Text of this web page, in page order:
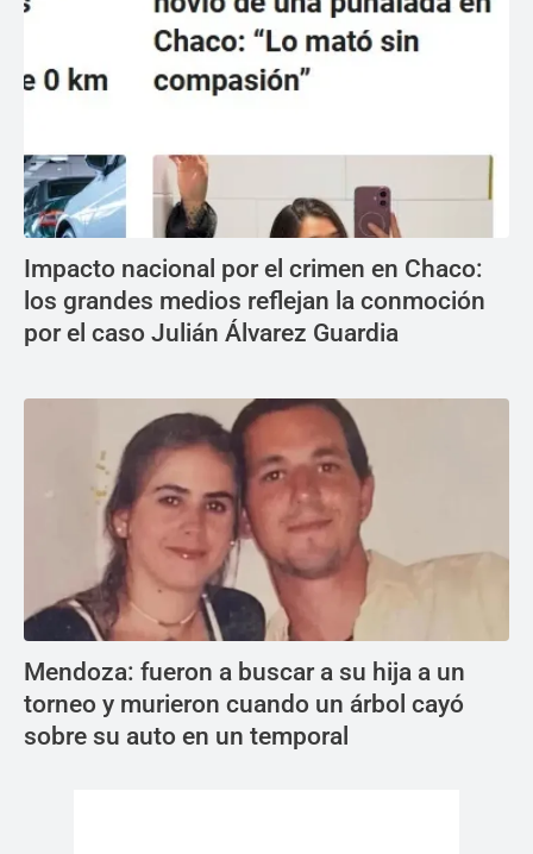
Impacto nacional por el crimen en Chaco:
los grandes medios reflejan la conmoción
por el caso Julián Álvarez Guardia
Mendoza: fueron a buscar a su hija a un
torneo y murieron cuando un árbol cayó
sobre su auto en un temporal